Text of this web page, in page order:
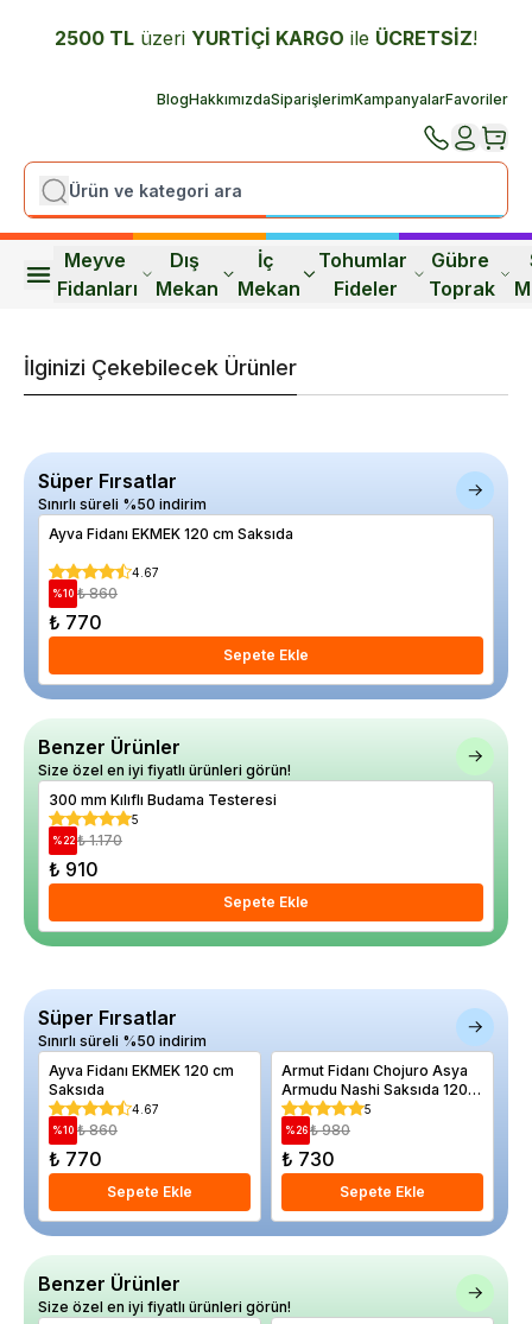
2500 TL üzeri YURTİÇİ KARGO ile ÜCRETSİZ!
BlogHakkımızdaSiparişlerimKampanyalarFavoriler
Meyve
Fidanları
Dış
Mekan
İç
Mekan
Tohumlar
Fideler
Gübre
Toprak
İlginizi Çekebilecek Ürünler
Süper Fırsatlar
Sınırlı süreli %50 indirim
Ayva Fidanı EKMEK 120 cm Saksıda
4.67
%10 ₺ 860
₺ 770
Sepete Ekle
Benzer Ürünler
Size özel en iyi fiyatlı ürünleri görün!
300 mm Kılıflı Budama Testeresi
5
%22 ₺ 1.170
₺ 910
Sepete Ekle
Süper Fırsatlar
Sınırlı süreli %50 indirim
Ayva Fidanı EKMEK 120 cm
Saksıda
4.67
%10 ₺ 860
₺ 770
Sepete Ekle
Armut Fidanı Chojuro Asya
Armudu Nashi Saksıda 120
cm
5
%26 ₺ 980
₺ 730
Sepete Ekle
Benzer Ürünler
Size özel en iyi fiyatlı ürünleri görün!